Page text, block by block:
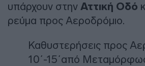
υπάρχουν στην Αττική Οδό
ρεύμα προς Αεροδρόμιο.
Καθυστερήσεις προς
10΄-15΄από